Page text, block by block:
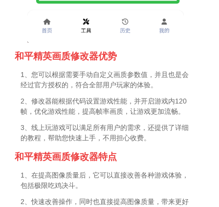
和平精英画质修改器优势
1、您可以根据需要手动自定义画质参数值，并且也是会
经过官方授权的，符合全部用户玩家的体验。
2、修改器能根据代码设置游戏性能，并开启游戏内120
帧，优化游戏性能，提高帧率画质，让游戏更加流畅。
3、线上玩游戏可以满足所有用户的需求，还提供了详细
的教程，帮助您快速上手，不用担心收费。
和平精英画质修改器特点
1、在提高图像质量后，它可以直接改善各种游戏体验，
包括极限吃鸡决斗。
2、快速改善操作，同时也直接提高图像质量，带来更好